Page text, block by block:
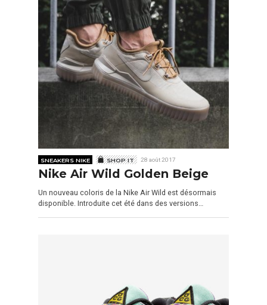
SNEAKERS NIKE SHOP IT 28 août 2017
Nike Air Wild Golden Beige
Un nouveau coloris de la Nike Air Wild est désormais
disponible. Introduite cet été dans des versions…